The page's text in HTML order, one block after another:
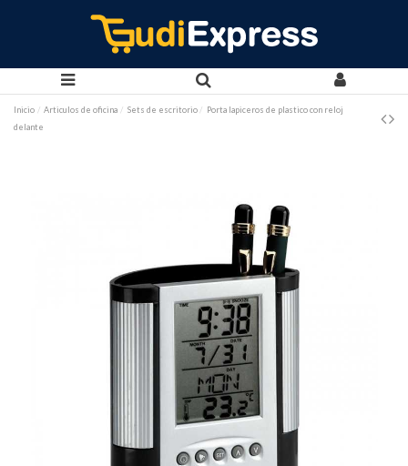
Inicio Articulos de oficina Sets de escritorio
Porta lapiceros de plastico con reloj
delante